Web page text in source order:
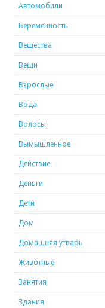
Автомобили
Беременность
Вещества
Вещи
Взрослые
Вода
Волосы
Вымышленное
Действие
Деньги
Дети
Дом
Домашняя утварь
Животные
Занятия
Здания